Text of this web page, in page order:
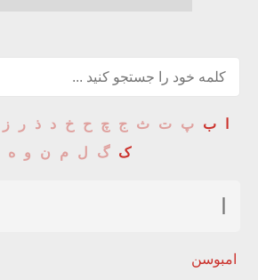
ب پ ت ث ج چ ح خ د ذ ر ز
ک
گ ل م ن و ه
امبوسن